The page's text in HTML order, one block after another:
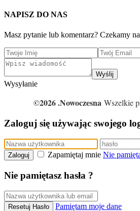
NAPISZ DO NAS
Masz pytanie lub komentarz? Czekamy
Wyślij
Wysyłanie
©2026 .Nowoczesna Wszelkie
Zaloguj się używając swojego
Zaloguj Zapamiętaj mnie Nie
Nie pamiętasz hasła ?
Resetuj Hasło Pamiętam moje dane